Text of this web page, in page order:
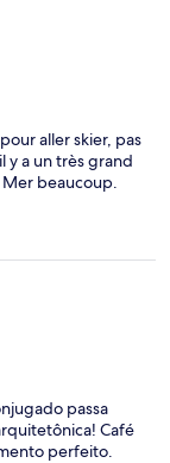
aller skier, pas
y a un très grand
beaucoup.
passa
Café
perfeito.